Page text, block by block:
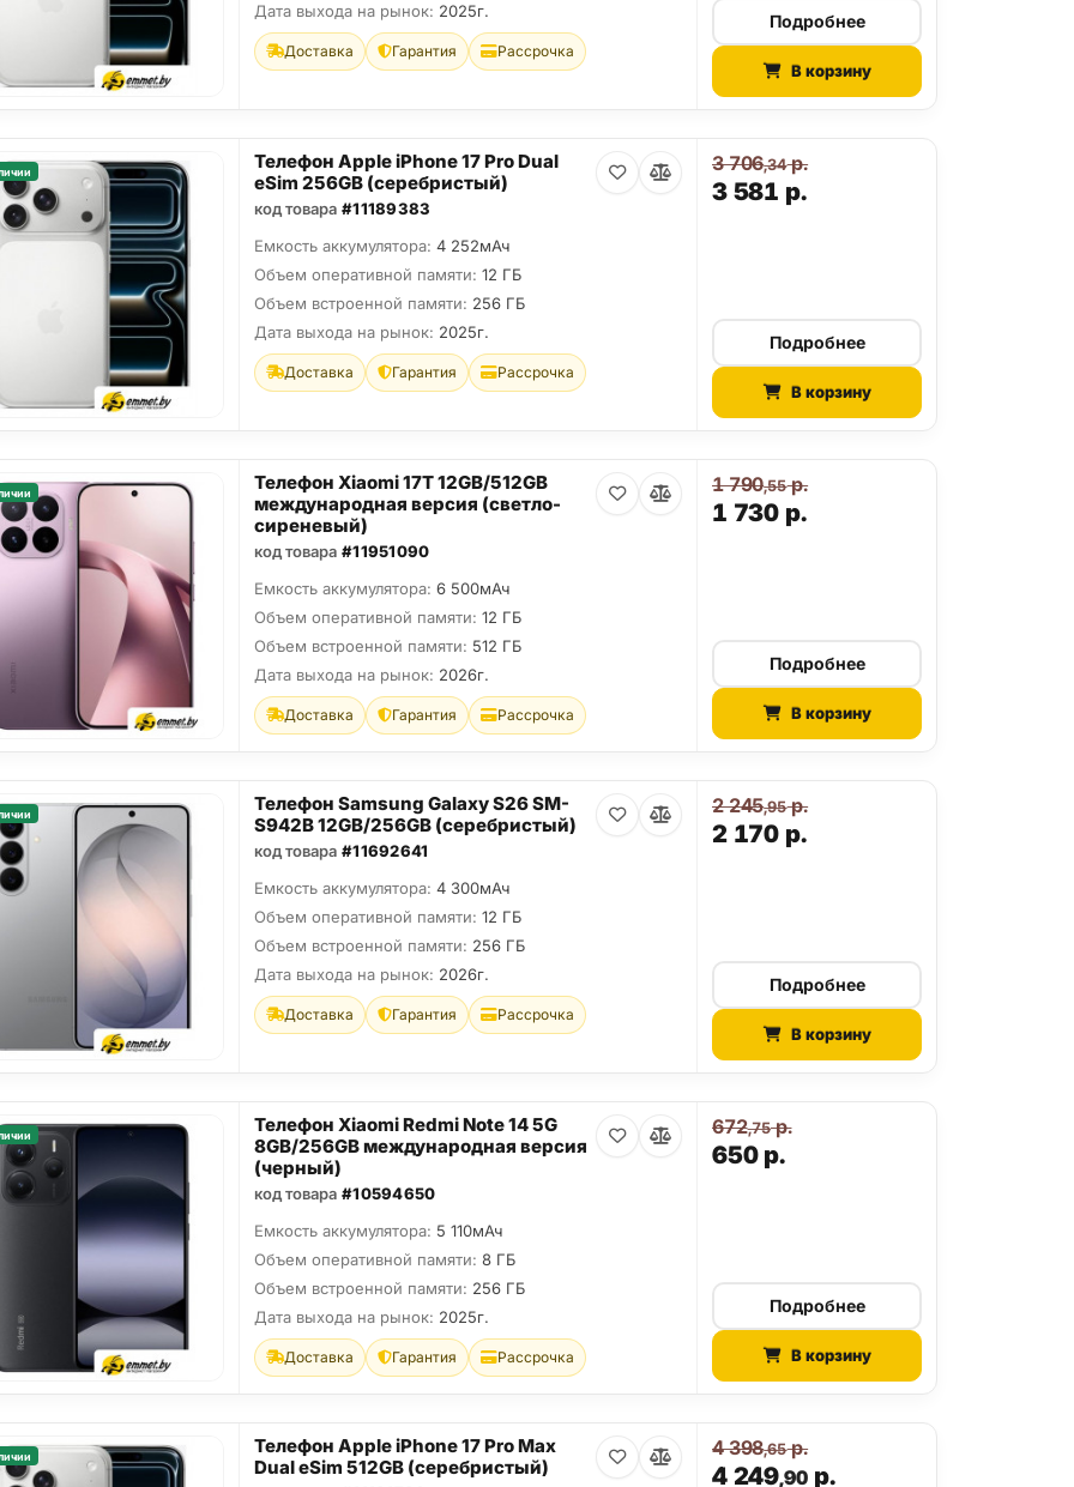
Дата выхода на рынок: 2025г.
Доставка Гарантия Рассрочка
Подробнее
В корзину
Телефон Apple iPhone 17 Pro Dual
eSim 256GB (серебристый)
код товара #11189383
Емкость аккумулятора: 4 252мАч
Объем оперативной памяти: 12 ГБ
Объем встроенной памяти: 256 ГБ
Дата выхода на рынок: 2025г.
Доставка Гарантия Рассрочка
3 581 р.
3 706,34р.
Подробнее
В корзину
Телефон Xiaomi 17T 12GB/512GB
международная версия (светло-
сиреневый)
код товара #11951090
Емкость аккумулятора: 6 500мАч
Объем оперативной памяти: 12 ГБ
Объем встроенной памяти: 512 ГБ
Дата выхода на рынок: 2026г.
Доставка Гарантия Рассрочка
1 730 р.
1 790,55р.
Подробнее
В корзину
Телефон Samsung Galaxy S26 SM-
S942B 12GB/256GB (серебристый)
код товара #11692641
Емкость аккумулятора: 4 300мАч
Объем оперативной памяти: 12 ГБ
Объем встроенной памяти: 256 ГБ
Дата выхода на рынок: 2026г.
Доставка Гарантия Рассрочка
2 170 р.
2 245,95р.
Подробнее
В корзину
Телефон Xiaomi Redmi Note 14 5G
8GB/256GB международная версия
(черный)
код товара #10594650
Емкость аккумулятора: 5 110мАч
Объем оперативной памяти: 8 ГБ
Объем встроенной памяти: 256 ГБ
Дата выхода на рынок: 2025г.
Доставка Гарантия Рассрочка
650р.
672,75р.
Подробнее
В корзину
Телефон Apple iPhone 17 Pro Max
Dual eSim 512GB (серебристый)
4 249,90 р.
4 398,65р.